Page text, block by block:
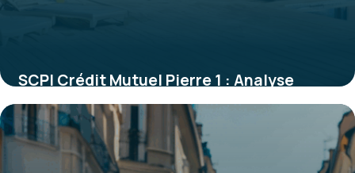
SCPI Crédit Mutuel Pierre 1 : Analyse
complète d’une référence de l’immobilier
d’entreprise
4 juillet 2025